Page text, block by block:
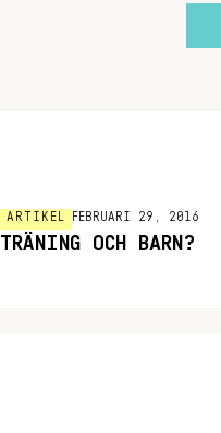
ARTIKEL FEBRUARI 29, 2016
TRÄNING OCH BARN?